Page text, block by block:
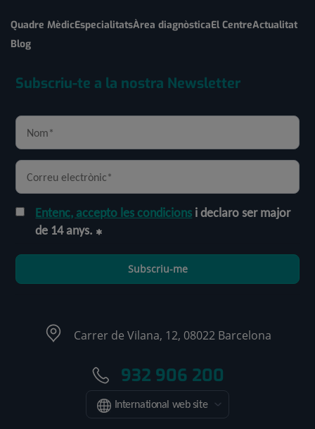
Quadre MèdicEspecialitatsÀrea diagnòsticaEl CentreActualitat
Blog
Subscriu-te a la nostra Newsletter
Entenc, accepto les condicions i declaro ser major
de 14 anys.
Subscriu-me
Carrer de Vilana, 12, 08022 Barcelona
932 906 200
International web site